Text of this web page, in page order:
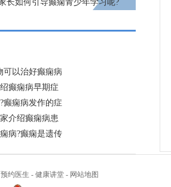
长如何引导癫痫青少年学习呢?
可以治好癫痫病
癫痫病早期症
癫痫病发作的症
介绍癫痫病患
病?癫痫是遗传
预约医生 - 健康讲堂 - 网站地图